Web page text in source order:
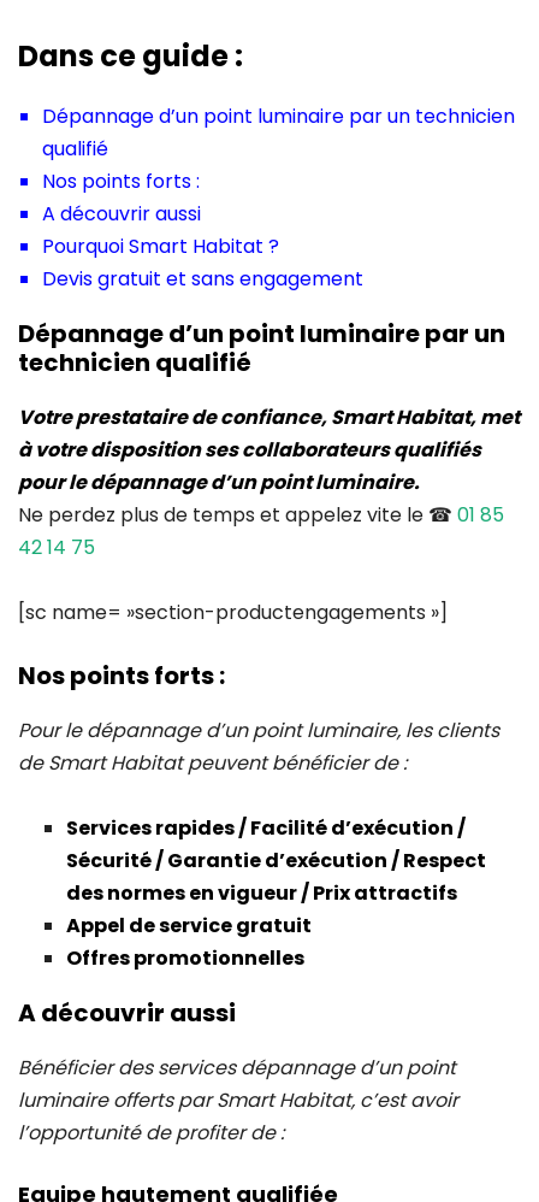
Dans ce guide :
Dépannage d’un point luminaire par un technicien
qualifié
Nos points forts :
A découvrir aussi
Pourquoi Smart Habitat ?
Devis gratuit et sans engagement
Dépannage d’un point luminaire par un
technicien qualifié
Votre prestataire de confiance, Smart Habitat, met
à votre disposition ses collaborateurs qualifiés
pour le dépannage d’un point luminaire.
Ne perdez plus de temps et appelez vite le ☎ 01 85
42 14 75
[sc name= »section-productengagements »]
Nos points forts :
Pour le dépannage d’un point luminaire, les clients
de Smart Habitat peuvent bénéficier de :
Services rapides / Facilité d’exécution /
Sécurité / Garantie d’exécution / Respect
des normes en vigueur / Prix attractifs
Appel de service gratuit
Offres promotionnelles
A découvrir aussi
Bénéficier des services dépannage d’un point
luminaire offerts par Smart Habitat, c’est avoir
l’opportunité de profiter de :
Equipe hautement qualifiée